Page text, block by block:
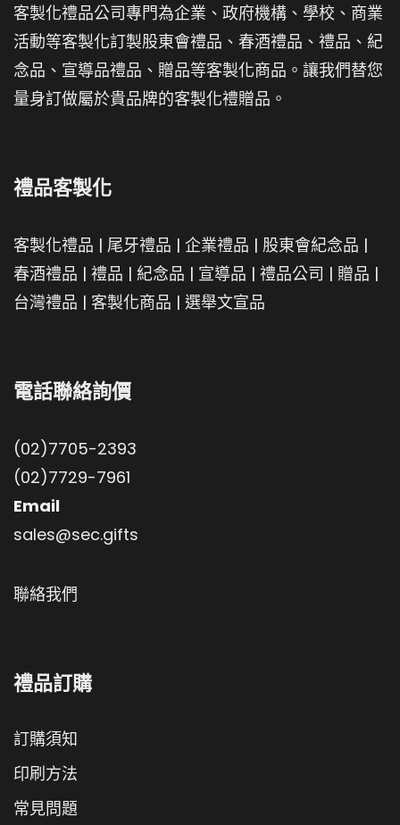
客製化禮品公司專門為企業、政府機構、學校、商業
活動等客製化訂製股東會禮品、春酒禮品、禮品、紀
念品、宣導品禮品、贈品等客製化商品。讓我們替您
量身訂做屬於貴品牌的客製化禮贈品。
禮品客製化
客製化禮品 | 尾牙禮品 | 企業禮品 | 股東會紀念品 |
春酒禮品 | 禮品 | 紀念品 | 宣導品 | 禮品公司 | 贈品 |
台灣禮品 | 客製化商品 | 選舉文宣品
電話聯絡詢價
(02)7705-2393
(02)7729-7961
Email
sales@sec.gifts
聯絡我們
禮品訂購
訂購須知
印刷方法
常見問題